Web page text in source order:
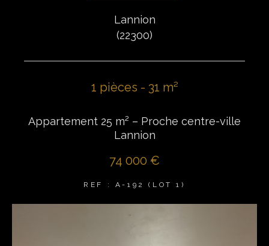
Lannion
(22300)
1 pièces - 31 m²
Appartement 25 m² – Proche centre-ville
Lannion
74 000 €
REF : A-192 (LOT 1)